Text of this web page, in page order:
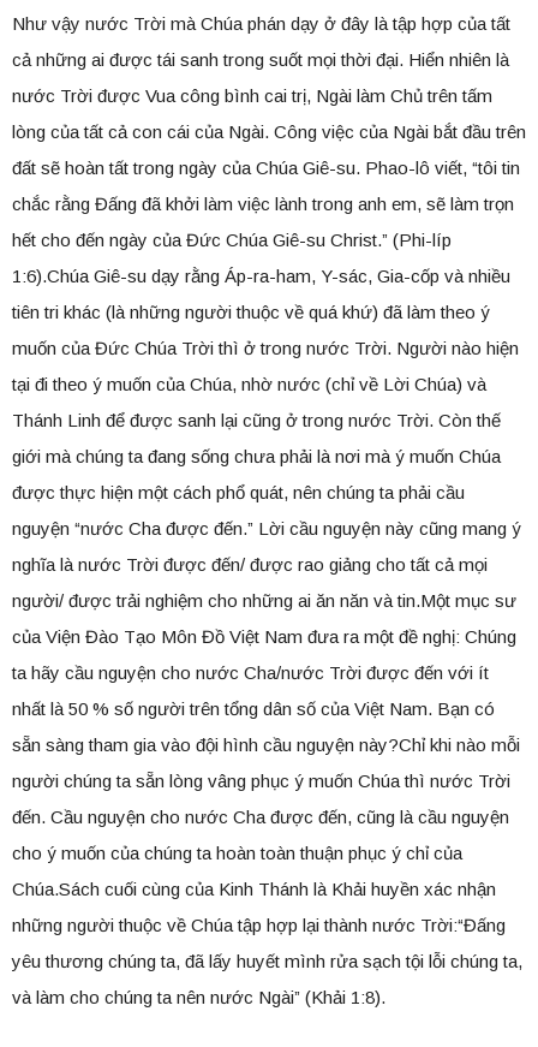
Như vậy nước Trời mà Chúa phán dạy ở đây là tập hợp của tất
cả những ai được tái sanh trong suốt mọi thời đại. Hiển nhiên là
nước Trời được Vua công bình cai trị, Ngài làm Chủ trên tấm
lòng của tất cả con cái của Ngài. Công việc của Ngài bắt đầu trên
đất sẽ hoàn tất trong ngày của Chúa Giê-su. Phao-lô viết, “tôi tin
chắc rằng Đấng đã khởi làm việc lành trong anh em, sẽ làm trọn
hết cho đến ngày của Đức Chúa Giê-su Christ.” (Phi-líp
1:6).Chúa Giê-su dạy rằng Áp-ra-ham, Y-sác, Gia-cốp và nhiều
tiên tri khác (là những người thuộc về quá khứ) đã làm theo ý
muốn của Đức Chúa Trời thì ở trong nước Trời. Người nào hiện
tại đi theo ý muốn của Chúa, nhờ nước (chỉ về Lời Chúa) và
Thánh Linh để được sanh lại cũng ở trong nước Trời. Còn thế
giới mà chúng ta đang sống chưa phải là nơi mà ý muốn Chúa
được thực hiện một cách phổ quát, nên chúng ta phải cầu
nguyện “nước Cha được đến.” Lời cầu nguyện này cũng mang ý
nghĩa là nước Trời được đến/ được rao giảng cho tất cả mọi
người/ được trải nghiệm cho những ai ăn năn và tin.Một mục sư
của Viện Đào Tạo Môn Đồ Việt Nam đưa ra một đề nghị: Chúng
ta hãy cầu nguyện cho nước Cha/nước Trời được đến với ít
nhất là 50 % số người trên tổng dân số của Việt Nam. Bạn có
sẵn sàng tham gia vào đội hình cầu nguyện này?Chỉ khi nào mỗi
người chúng ta sẵn lòng vâng phục ý muốn Chúa thì nước Trời
đến. Cầu nguyện cho nước Cha được đến, cũng là cầu nguyện
cho ý muốn của chúng ta hoàn toàn thuận phục ý chỉ của
Chúa.Sách cuối cùng của Kinh Thánh là Khải huyền xác nhận
những người thuộc về Chúa tập hợp lại thành nước Trời:“Đấng
yêu thương chúng ta, đã lấy huyết mình rửa sạch tội lỗi chúng ta,
và làm cho chúng ta nên nước Ngài” (Khải 1:8).